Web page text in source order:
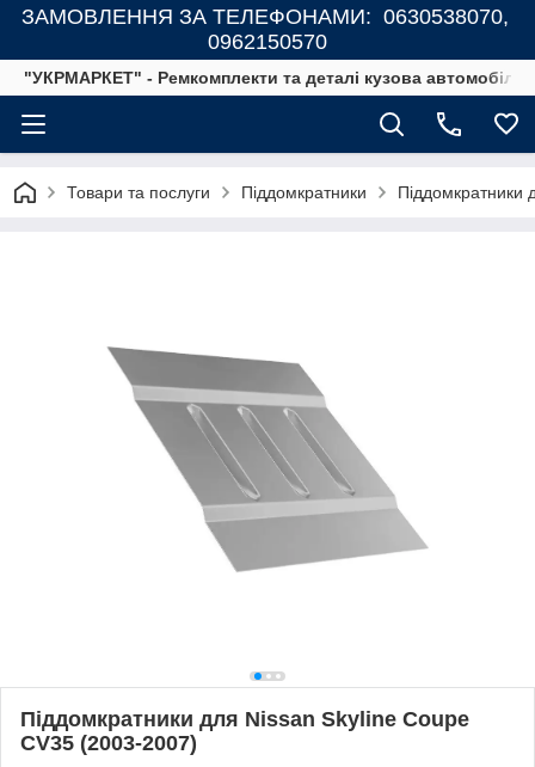
ЗАМОВЛЕННЯ ЗА ТЕЛЕФОНАМИ: 0630538070,
0962150570
"УКРМАРКЕТ" - Ремкомплекти та деталі кузова автомобілів
Товари та послуги Піддомкратники Піддомкратники
Піддомкратники для Nissan Skyline Coupe
CV35 (2003-2007)